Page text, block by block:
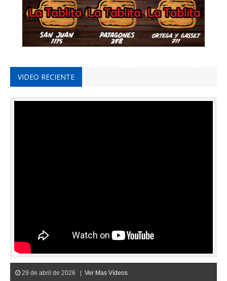
VIDEO RECIENTE
29 de abril de 2026 | Ver Mas Vídeos